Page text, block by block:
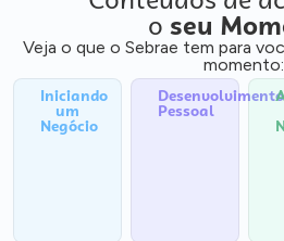
o seu
Veja o que o Sebrae tem para
momento:
Iniciando
um
Negócio
Desenvolvimento
Pessoal